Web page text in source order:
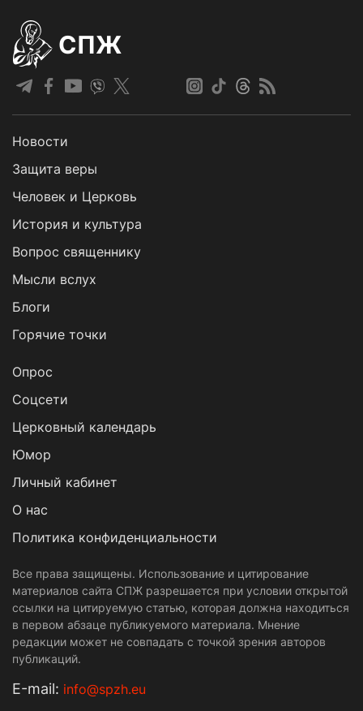
СПЖ
Новости
Защита веры
Человек и Церковь
История и культура
Вопрос священнику
Мысли вслух
Блоги
Горячие точки
Опрос
Cоцсети
Церковный календарь
Юмор
Личный кабинет
О нас
Политика конфиденциальности
Все права защищены. Использование и цитирование
материалов сайта СПЖ разрешается при условии открытой
ссылки на цитируемую статью, которая должна находиться
в первом абзаце публикуемого материала. Мнение
редакции может не совпадать с точкой зрения авторов
публикаций.
Е-mail: info@spzh.eu